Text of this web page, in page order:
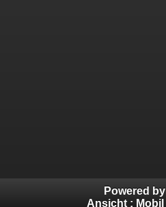
Powered by
Ansicht : Mobil